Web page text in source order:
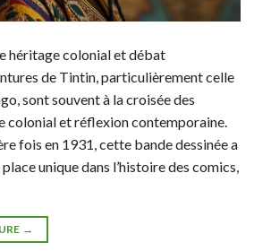
héritage colonial et débat
de Tintin, particulièrement celle
sont souvent à la croisée des
colonial et réflexion contemporaine.
fois en 1931, cette bande dessinée a
unique dans l’histoire des comics,
→